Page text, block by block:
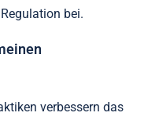
bei.
verbessern das